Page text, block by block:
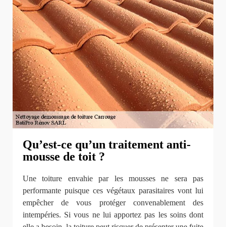
Qu’est-ce qu’un traitement anti-
mousse de toit ?
Une toiture envahie par les mousses ne sera pas
performante puisque ces végétaux parasitaires vont lui
empêcher de vous protéger convenablement des
intempéries. Si vous ne lui apportez pas les soins dont